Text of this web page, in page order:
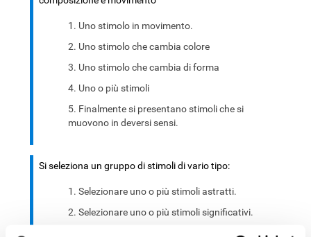
Uno stimolo in movimento.
Uno stimolo che cambia colore
Uno stimolo che cambia di forma
Uno o più stimoli
Finalmente si presentano stimoli che si
muovono in deversi sensi.
Si seleziona un gruppo di stimoli di vario tipo:
Selezionare uno o più stimoli astratti.
Selezionare uno o più stimoli significativi.